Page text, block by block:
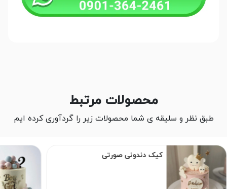
محصولات مرتبط
طبق نظر و سلیقه ی شما محصولات زیر را گردآوری کرده ایم
کیک دندونی صورتی